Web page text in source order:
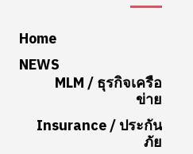
Home
NEWS
MLM / ธุรกิจเครือ
ข่าย
Insurance / ประกัน
ภัย